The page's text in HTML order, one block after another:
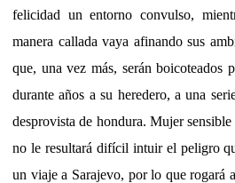
felicidad un entorno convulso,
manera callada vaya afinando sus
que, una vez más, serán boicoteados
durante años a su heredero, a una
desprovista de hondura. Mujer
no le resultará difícil intuir el peligro
un viaje a Sarajevo, por lo que rogará